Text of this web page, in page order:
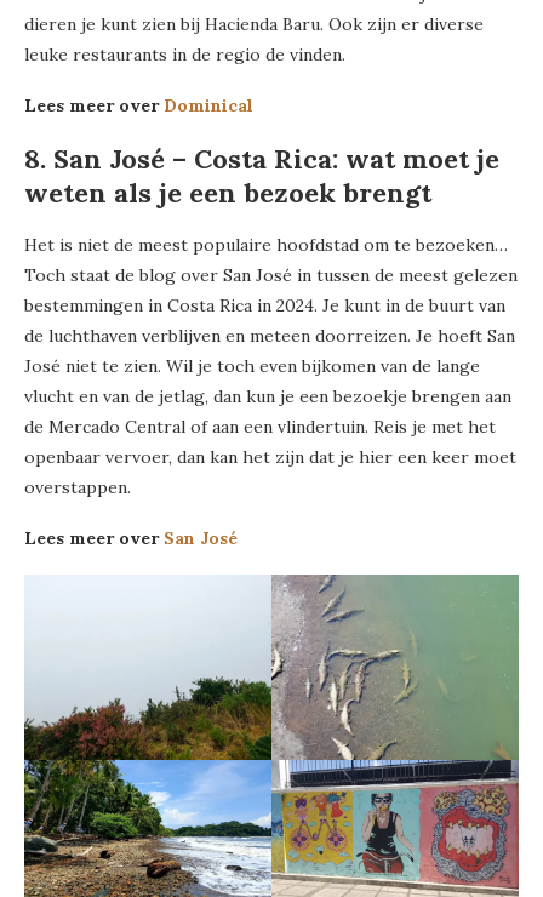
dieren je kunt zien bij Hacienda Baru. Ook zijn er diverse
leuke restaurants in de regio de vinden.
Lees meer over Dominical
8. San José – Costa Rica: wat moet je
weten als je een bezoek brengt
Het is niet de meest populaire hoofdstad om te bezoeken…
Toch staat de blog over San José in tussen de meest gelezen
bestemmingen in Costa Rica in 2024. Je kunt in de buurt van
de luchthaven verblijven en meteen doorreizen. Je hoeft San
José niet te zien. Wil je toch even bijkomen van de lange
vlucht en van de jetlag, dan kun je een bezoekje brengen aan
de Mercado Central of aan een vlindertuin. Reis je met het
openbaar vervoer, dan kan het zijn dat je hier een keer moet
overstappen.
Lees meer over San José